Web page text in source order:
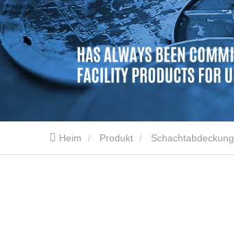
Heim Produkt Schachtabdeckung